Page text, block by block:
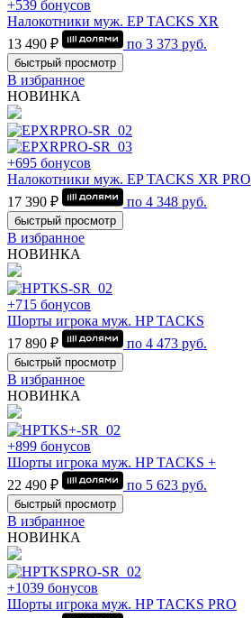
+539 бонусов
Налокотники муж. EP TACKS XR
13 490 ₽
по 3 373 руб.
быстрый просмотр
В избранное
НОВИНКА
+695 бонусов
Налокотники муж. EP TACKS XR PRO
17 390 ₽
по 4 348 руб.
быстрый просмотр
В избранное
НОВИНКА
+715 бонусов
Шорты игрока муж. HP TACKS
17 890 ₽
по 4 473 руб.
быстрый просмотр
В избранное
НОВИНКА
+899 бонусов
Шорты игрока муж. HP TACKS +
22 490 ₽
по 5 623 руб.
быстрый просмотр
В избранное
НОВИНКА
+1039 бонусов
Шорты игрока муж. HP TACKS PRO